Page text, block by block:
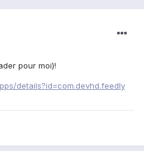
pour moi)!
details?id=com.devhd.feedly